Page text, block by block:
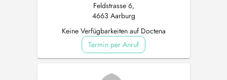
Feldstrasse 6,
4663 Aarburg
Keine Verfügbarkeiten auf Doctena
Termin per Anruf